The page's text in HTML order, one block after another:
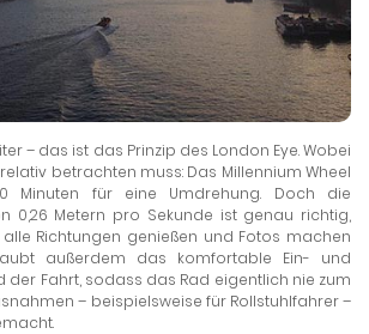
– das ist das Prinzip des London Eye. Wobei
betrachten muss: Das Millennium Wheel
Minuten für eine Umdrehung. Doch die
0,26 Metern pro Sekunde ist genau richtig,
Richtungen genießen und Fotos machen
außerdem das komfortable Ein- und
der Fahrt, sodass das Rad eigentlich nie zum
– beispielsweise für Rollstuhlfahrer –